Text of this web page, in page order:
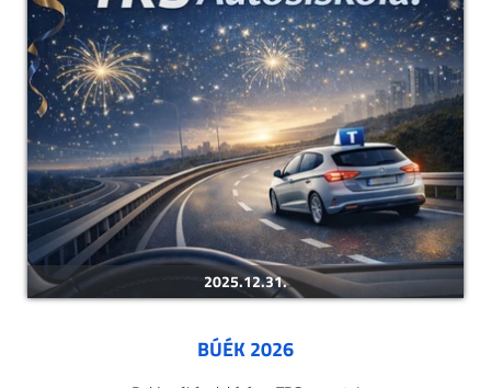
2025.12.31.
BÚÉK 2026